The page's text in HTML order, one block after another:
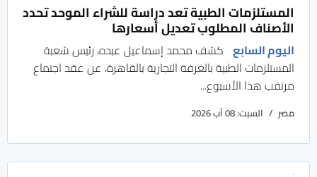
المستلزمات الطبية تعد دراسة للشراء الموحد تحدد
الأصناف المطلوب تعديل أسعارها
اليوم السابع كشف محمد إسماعيل عبده، رئيس شعبة
المستلزمات الطبية بالغرفة التجارية بالقاهرة، عن عقد اجتماع
مرتقب هذا الأسبوع...
مصر السبت: 08 آب 2026